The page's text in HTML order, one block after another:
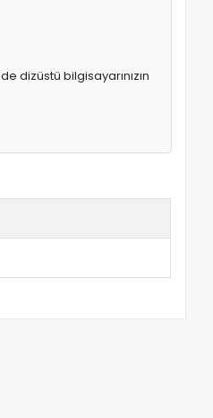
dizüstü bilgisayarınızın